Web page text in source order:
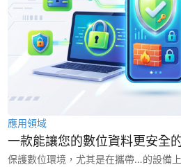
應用領域
一款能讓您的數位資料更安全
保護數位環境，尤其是在攜帶…的設備